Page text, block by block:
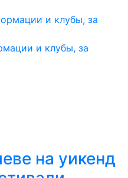
и клубы, за
на уикенд